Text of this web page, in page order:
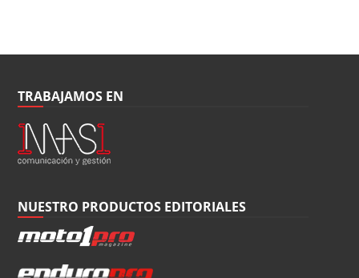
TRABAJAMOS EN
NUESTRO PRODUCTOS EDITORIALES